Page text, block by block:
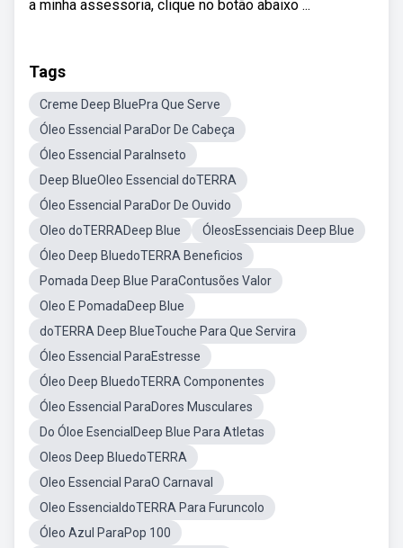
a minha assessoria, clique no botão abaixo ...
Tags
Creme Deep BluePra Que Serve
Óleo Essencial ParaDor De Cabeça
Óleo Essencial ParaInseto
Deep BlueOleo Essencial doTERRA
Óleo Essencial ParaDor De Ouvido
Oleo doTERRADeep Blue
ÓleosEssenciais Deep Blue
Óleo Deep BluedoTERRA Beneficios
Pomada Deep Blue ParaContusões Valor
Oleo E PomadaDeep Blue
doTERRA Deep BlueTouche Para Que Servira
Óleo Essencial ParaEstresse
Óleo Deep BluedoTERRA Componentes
Óleo Essencial ParaDores Musculares
Do Óloe EsencialDeep Blue Para Atletas
Oleos Deep BluedoTERRA
Oleo Essencial ParaO Carnaval
Oleo EssencialdoTERRA Para Furuncolo
Óleo Azul ParaPop 100